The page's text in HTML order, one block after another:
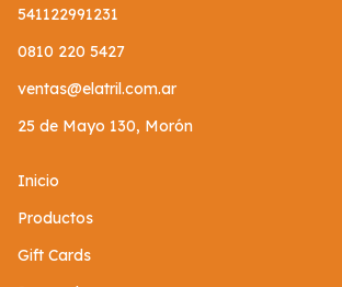
541122991231
0810 220 5427
ventas@elatril.com.ar
25 de Mayo 130, Morón
Inicio
Productos
Gift Cards